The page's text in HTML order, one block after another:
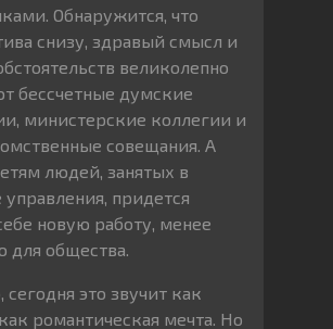
Обнаружится, что
снизу, здравый смысл и
великолепно
бессчетные думские
министерские коллегии и
совещания. А
людей, занятых в
управления, придется
новую работу, менее
для общества.
сегодня это звучит как
романтическая мечта. Но